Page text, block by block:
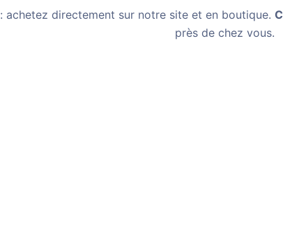
: achetez directement sur notre site et en boutique.
près de chez vous.